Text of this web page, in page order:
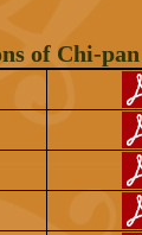
of Chi-